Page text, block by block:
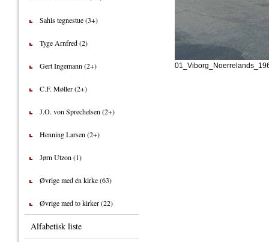
Sahls tegnestue (3+)
Tyge Arnfred (2)
Gert Ingemann (2+)
C.F. Møller (2+)
J.O. von Sprechelsen (2+)
Henning Larsen (2+)
Jørn Utzon (1)
Øvrige med én kirke (63)
Øvrige med to kirker (22)
Alfabetisk liste